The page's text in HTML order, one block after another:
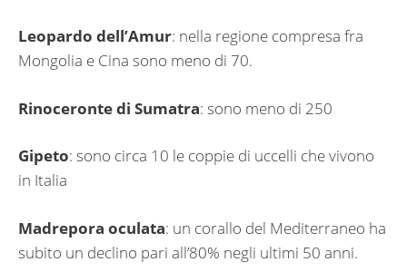
Leopardo dell’Amur: nella regione compresa fra
Mongolia e Cina sono meno di 70.
Rinoceronte di Sumatra: sono meno di 250
Gipeto: sono circa 10 le coppie di uccelli che vivono
in Italia
Madrepora oculata: un corallo del Mediterraneo ha
subito un declino pari all’80% negli ultimi 50 anni.